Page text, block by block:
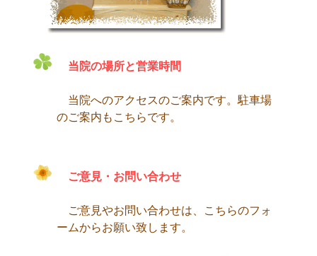
当院の場所と営業時間
当院へのアクセスのご案内です。駐車場
のご案内もこちらです。
ご意見・お問い合わせ
ご意見やお問い合わせは、こちらのフォ
ームからお願い致します。